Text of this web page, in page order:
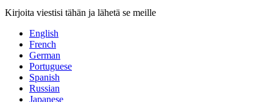
Kirjoita viestisi tähän ja lähetä se meille
English
French
German
Portuguese
Spanish
Russian
Japanese